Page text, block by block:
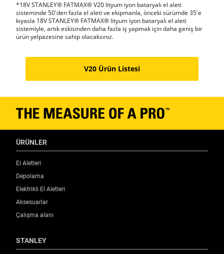
*18V STANLEY® FATMAX® V20 lityum iyon bataryalı el aleti
sisteminde 50'den fazla el aleti ve ekipmanla, önceki sürümde 35'e
kıyasla 18V STANLEY® FATMAX® lityum iyon bataryalı el aleti
sistemiyle, artık eskisinden daha fazla iş yapmak için daha geniş bir
ürün yelpazesine sahip olacaksınız.
V20 Ürün Listesi
ÜRÜNLER
El Aletleri
Depolama
Elektrikli El Aletleri
Aksesuarlar
Çalışma alanı
STANLEY